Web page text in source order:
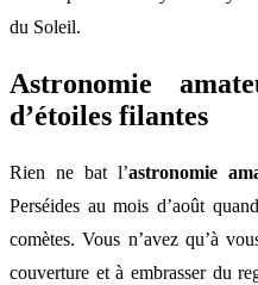
du Soleil.
Astronomie
d’étoiles filantes
Rien ne bat l’astronomie
Perséides au mois d’août
comètes. Vous n’avez qu’à
couverture et à embrasser du